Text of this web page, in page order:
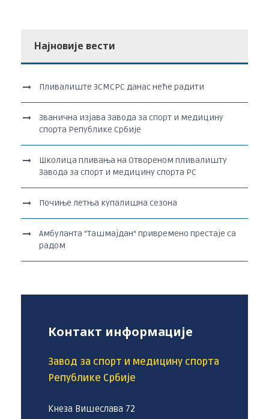
Најновије вести
Пливалиште ЗСМСРС данас неће радити
Званична изјава Завода за спорт и медицину
спорта Републике Србије
Школица пливања на Отвореном пливалишту
Завода за спорт и медицину спорта РС
Почиње летња купалишна сезона
Амбуланта “Ташмајдан“ привремено престаје са
радом
Контакт информације
Завод за спорт и медицину спорта
Републике Србије
Кнеза Вишеслава 72